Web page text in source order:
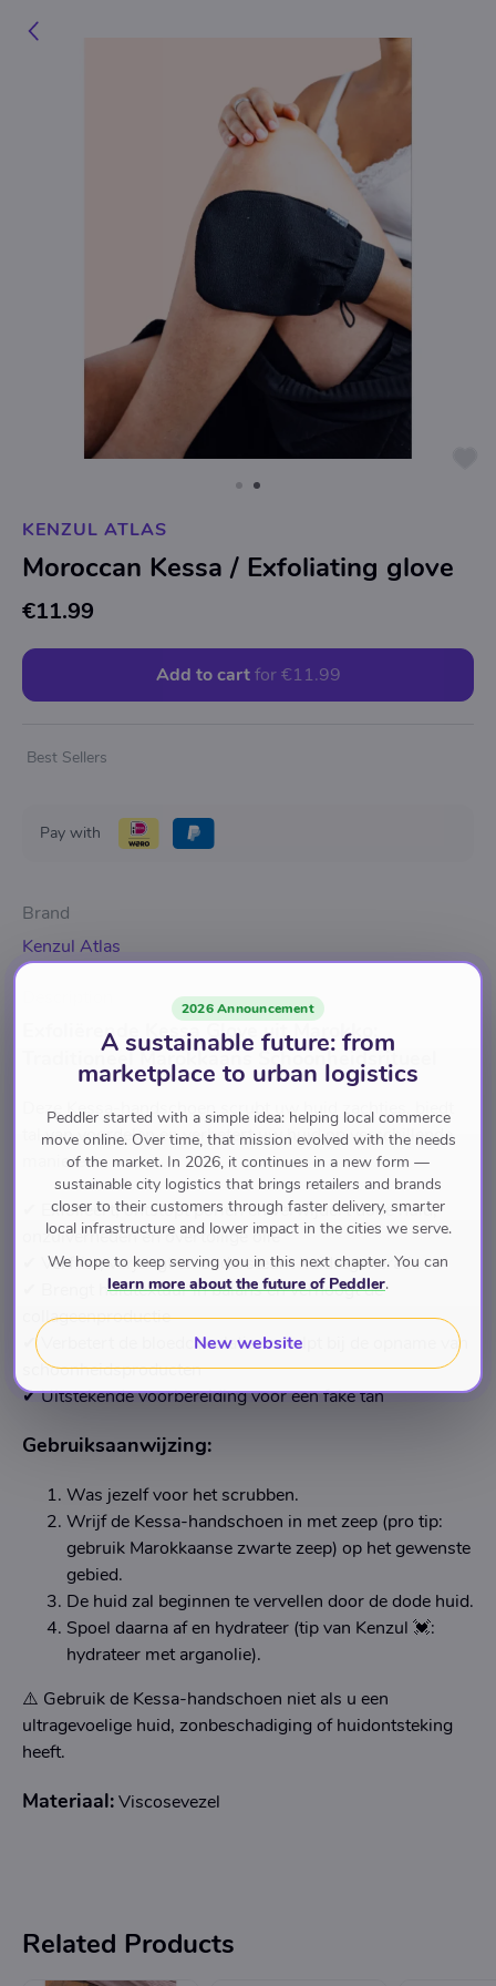
KENZUL ATLAS
Moroccan Kessa / Exfoliating glove
€11.99
Add to cart for €11.99
Best Sellers
Pay with
Brand
Kenzul Atlas
Exfoliërende Kessa Glove uit Marokko:
Traditioneel Marokkaans Schoonheidsritueel
Deze Kessa-handschoen scrubt uw huid zachtjes, biedt
tal van voordelen en verbetert uw huid op verschillende
manieren:
✔︎ Exfolieert, ontstopt poriën en verwijdert dode huid,
onzuiverheden en overtollige olie
✔︎ Verfrist, verjongt en ondersteunt huidregeneratie
✔︎ Brengt huidtextuur in balans en verhoogt de
collageenproductie
✔︎ Verbetert de bloedcirculatie en helpt bij de opname van
schoonheidsproducten
✔︎ Uitstekende voorbereiding voor een fake tan
Gebruiksaanwijzing:
Was jezelf voor het scrubben.
Wrijf de Kessa-handschoen in met zeep (pro tip:
gebruik Marokkaanse zwarte zeep) op het gewenste
gebied.
De huid zal beginnen te vervellen door de dode huid.
Spoel daarna af en hydrateer (tip van Kenzul 💓:
hydrateer met arganolie).
⚠️ Gebruik de Kessa-handschoen niet als u een
ultragevoelige huid, zonbeschadiging of huidontsteking
heeft.
Materiaal:Viscosevezel
Related Products
2026 Announcement
A sustainable future: from
marketplace to urban logistics
Peddler started with a simple idea: helping local commerce
move online. Over time, that mission evolved with the needs
of the market. In 2026, it continues in a new form —
sustainable city logistics that brings retailers and brands
closer to their customers through faster delivery, smarter
local infrastructure and lower impact in the cities we serve.
We hope to keep serving you in this next chapter. You can
learn more about the future of Peddler.
New website